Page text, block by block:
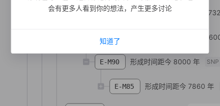
E-M90 形成时间距今 8000 年 SNP
E-CTS5645 形成时间距今
E-CTS191 形成时间距今
E-M85 形成时间距今 7860 年
会有更多人看到你的想法，产生更多讨论
知道了